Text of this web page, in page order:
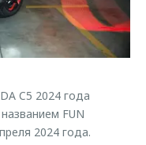
C5 2024 года
FUN
2024 года.